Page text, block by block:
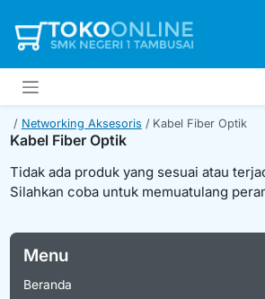
Networking Aksesoris Kabel Fiber Optik
Kabel Fiber Optik
Tidak ada produk yang sesuai atau
Silahkan coba untuk memuatulang
Menu
Beranda